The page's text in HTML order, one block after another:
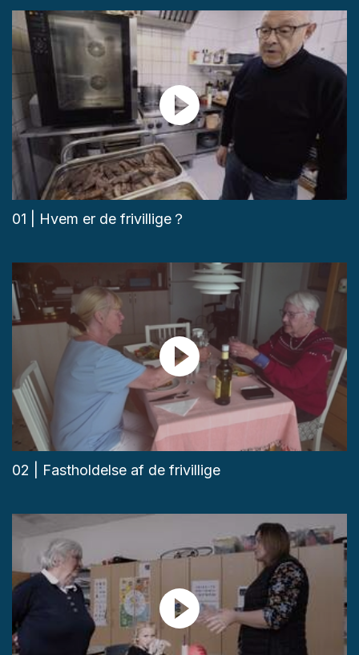
01 | Hvem er de frivillige？
02 | Fastholdelse af de frivillige